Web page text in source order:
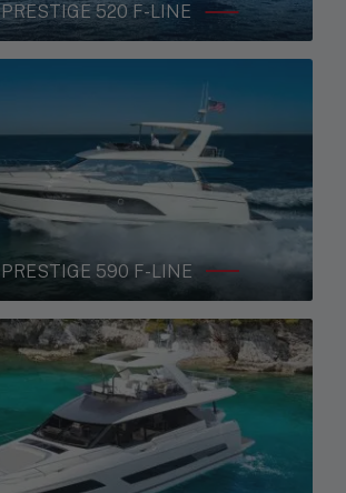
PRESTIGE 520 F-LINE
PRESTIGE 590 F-LINE